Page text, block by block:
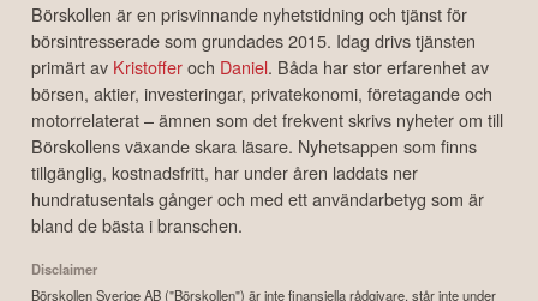
Börskollen är en prisvinnande nyhetstidning och tjänst för
börsintresserade som grundades 2015. Idag drivs tjänsten
primärt av Kristofferoch Daniel. Båda har stor erfarenhet av
börsen, aktier, investeringar, privatekonomi, företagande och
motorrelaterat – ämnen som det frekvent skrivs nyheter om till
Börskollens växande skara läsare. Nyhetsappen som finns
tillgänglig, kostnadsfritt, har under åren laddats ner
hundratusentals gånger och med ett användarbetyg som är
bland de bästa i branschen.
Disclaimer
Börskollen Sverige AB ("Börskollen") är inte finansiella rådgivare, står inte under